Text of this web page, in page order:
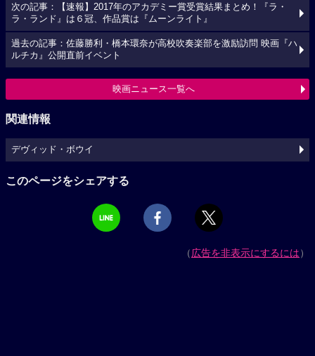
次の記事：【速報】2017年のアカデミー賞受賞結果まとめ！『ラ・
ラ・ランド』は６冠、作品賞は『ムーンライト』
過去の記事：佐藤勝利・橋本環奈が高校吹奏楽部を激励訪問 映画『ハ
ルチカ』公開直前イベント
映画ニュース一覧へ
関連情報
デヴィッド・ボウイ
このページをシェアする
（広告を非表示にするには）